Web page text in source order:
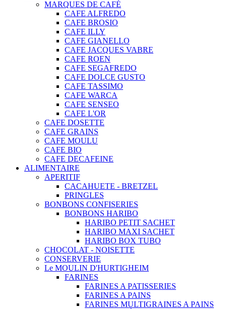
MARQUES DE CAFÉ
CAFE ALFREDO
CAFE BROSIO
CAFE ILLY
CAFE GIANELLO
CAFE JACQUES VABRE
CAFE ROEN
CAFE SEGAFREDO
CAFE DOLCE GUSTO
CAFE TASSIMO
CAFE WARCA
CAFE SENSEO
CAFE L'OR
CAFE DOSETTE
CAFE GRAINS
CAFE MOULU
CAFE BIO
CAFE DECAFEINE
ALIMENTAIRE
APERITIF
CACAHUETE - BRETZEL
PRINGLES
BONBONS CONFISERIES
BONBONS HARIBO
HARIBO PETIT SACHET
HARIBO MAXI SACHET
HARIBO BOX TUBO
CHOCOLAT - NOISETTE
CONSERVERIE
Le MOULIN D'HURTIGHEIM
FARINES
FARINES A PATISSERIES
FARINES A PAINS
FARINES MULTIGRAINES A PAINS